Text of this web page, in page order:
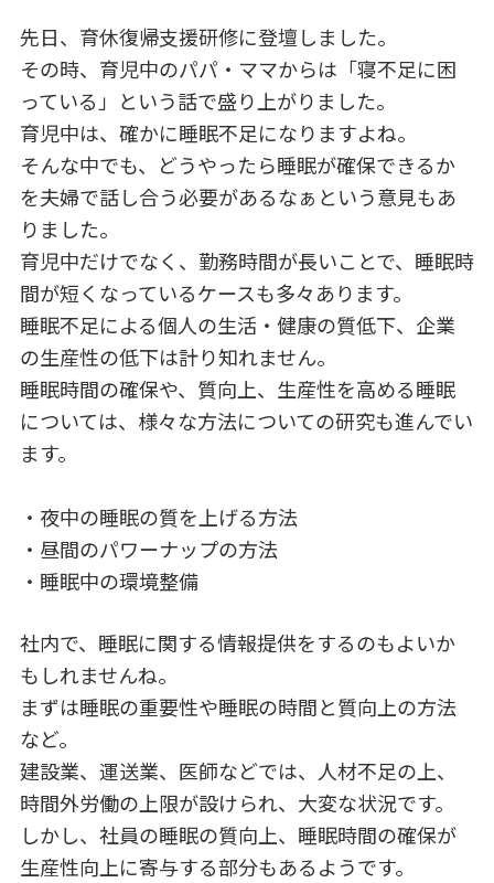
先日、育休復帰支援研修に登壇しました。
その時、育児中のパパ・ママからは「寝不足に困
っている」という話で盛り上がりました。
育児中は、確かに睡眠不足になりますよね。
そんな中でも、どうやったら睡眠が確保できるか
を夫婦で話し合う必要があるなぁという意見もあ
りました。
育児中だけでなく、勤務時間が長いことで、睡眠時
間が短くなっているケースも多々あります。
睡眠不足による個人の生活・健康の質低下、企業
の生産性の低下は計り知れません。
睡眠時間の確保や、質向上、生産性を高める睡眠
については、様々な方法についての研究も進んでい
ます。
・夜中の睡眠の質を上げる方法
・昼間のパワーナップの方法
・睡眠中の環境整備
社内で、睡眠に関する情報提供をするのもよいか
もしれませんね。
まずは睡眠の重要性や睡眠の時間と質向上の方法
など。
建設業、運送業、医師などでは、人材不足の上、
時間外労働の上限が設けられ、大変な状況です。
しかし、社員の睡眠の質向上、睡眠時間の確保が
生産性向上に寄与する部分もあるようです。